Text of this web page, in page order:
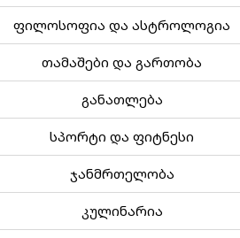
ფილოსოფია და ასტროლოგია
თამაშები და გართობა
განათლება
სპორტი და ფიტნესი
ჯანმრთელობა
კულინარია